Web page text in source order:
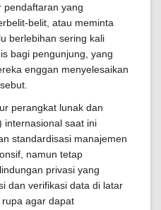
pendaftaran yang
belit, atau meminta
berlebihan sering kali
bagi pengunjung, yang
enggan menyelesaikan
perangkat lunak dan
internasional saat ini
standardisasi manajemen
namun tetap
privasi yang
dan verifikasi data di latar
agar dapat